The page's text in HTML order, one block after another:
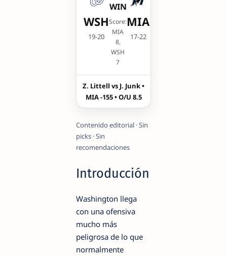
WSH
19-20
WIN
Score:
MIA
8,
WSH
7
MIA
17-22
Z. Littell vs J. Junk •
MIA -155 • O/U 8.5
Contenido editorial · Sin
picks · Sin
recomendaciones
Introducción
Washington llega
con una ofensiva
mucho más
peligrosa de lo que
normalmente